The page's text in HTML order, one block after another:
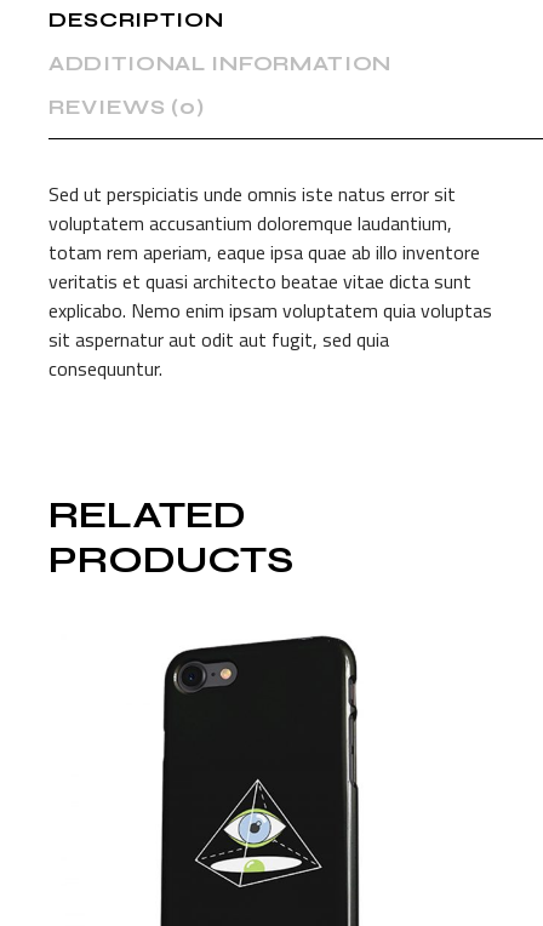
DESCRIPTION
ADDITIONAL INFORMATION
REVIEWS (0)
Sed ut perspiciatis unde omnis iste natus error sit
voluptatem accusantium doloremque laudantium,
totam rem aperiam, eaque ipsa quae ab illo inventore
veritatis et quasi architecto beatae vitae dicta sunt
explicabo. Nemo enim ipsam voluptatem quia voluptas
sit aspernatur aut odit aut fugit, sed quia
consequuntur.
RELATED
PRODUCTS